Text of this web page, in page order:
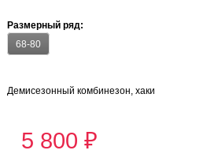
Размерный ряд:
68-80
Демисезонный комбинезон, хаки
5 800 ₽